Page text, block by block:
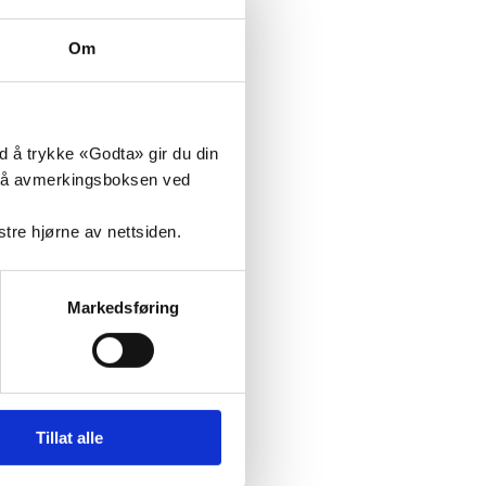
Om
å trykke «Godta» gir du din
avmerkingsboksen ved
hjørne av nettsiden.
Markedsføring
Tillat alle
er